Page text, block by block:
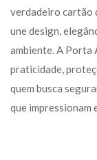
verdadeiro cartão
une design,
ambiente. A Porta
praticidade,
quem busca
que impressionam